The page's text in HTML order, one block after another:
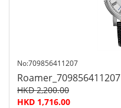
No:709856411207
Roamer_709856411207
HKD 2,200.00
HKD 1,716.00